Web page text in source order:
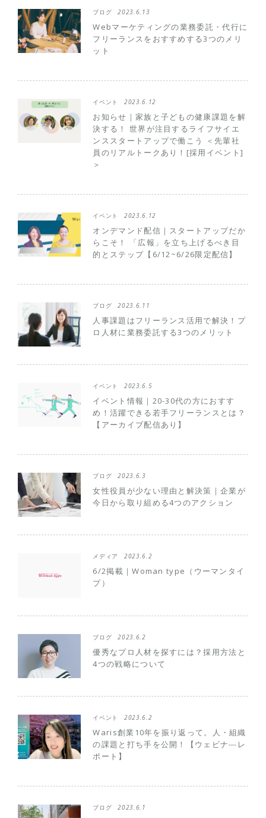
ブログ 2023.6.13
Webマーケティングの業務委託・代行に
フリーランスをおすすめする3つのメリ
ット
イベント 2023.6.12
お知らせ｜家族と子どもの健康課題を解
決する！ 世界が注目するライフサイエ
ンススタートアップで働こう ＜先輩社
員のリアルトークあり！[採用イベント]
＞
イベント 2023.6.12
オンデマンド配信｜スタートアップだか
らこそ！ 「広報」を立ち上げるべき目
的とステップ【6/12~6/26限定配信】
ブログ 2023.6.11
人事課題はフリーランス活用で解決！プ
ロ人材に業務委託する3つのメリット
イベント 2023.6.5
イベント情報｜20-30代の方におすす
め！活躍できる若手フリーランスとは？
【アーカイブ配信あり】
ブログ 2023.6.3
女性役員が少ない理由と解決策｜企業が
今日から取り組める4つのアクション
メディア 2023.6.2
6/2掲載｜Woman type（ウーマンタイ
プ）
ブログ 2023.6.2
優秀なプロ人材を探すには？採用方法と
4つの戦略について
イベント 2023.6.2
Waris創業10年を振り返って。人・組織
の課題と打ち手を公開！【ウェビナ―レ
ポート】
ブログ 2023.6.1